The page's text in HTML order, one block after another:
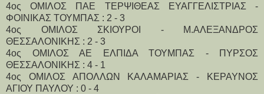
4ος ΟΜΙΛΟΣ ΠΑΕ ΤΕΡΨΙΘΕΑΣ ΕΥΑΓΓΕΛΙΣΤΡΙΑΣ -
ΦΟΙΝΙΚΑΣ ΤΟΥΜΠΑΣ : 2 - 3
4ος ΟΜΙΛΟΣ ΣΚΙΟΥΡΟΙ - Μ.ΑΛΕΞΑΝΔΡΟΣ
ΘΕΣΣΑΛΟΝΙΚΗΣ : 2 - 3
4ος ΟΜΙΛΟΣ ΑΕ ΕΛΠΙΔΑ ΤΟΥΜΠΑΣ - ΠΥΡΣΟΣ
ΘΕΣΣΑΛΟΝΙΚΗΣ : 4 - 1
4ος ΟΜΙΛΟΣ ΑΠΟΛΛΩΝ ΚΑΛΑΜΑΡΙΑΣ - ΚΕΡΑΥΝΟΣ
ΑΓΙΟΥ ΠΑΥΛΟΥ : 0 - 4